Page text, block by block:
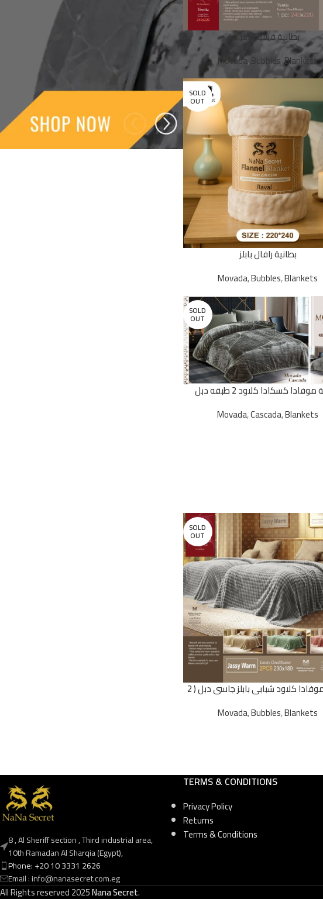
بطانية فينتيا (بابلز )
Movada,Bubbles,Blankets
SOLD
OUT
بطانية رافال بابلز
Movada,Bubbles,Blankets
SOLD
OUT
بطانية موفادا كسكادا كلاود 2 طبقه دبل
Movada,Cascada,Blankets
SOLD
OUT
بطانية موفادا كلاود شبابى بابلز جاسى دبل ( 2
Movada,Bubbles,Blankets
8 , Al Sheriff section , Third industrial area,
10th Ramadan Al Sharqia (Egypt),
Phone: +20 10 3331 2626
Email : info@nanasecret.com.eg
TERMS & CONDITIONS
Privacy Policy
Returns
Terms & Conditions
All Rights reserved2025Nana Secret.